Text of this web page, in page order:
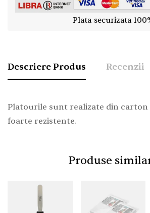
Plata securizata
Descriere Produs Recenzii
Platourile sunt realizate din
foarte rezistente.
Produse